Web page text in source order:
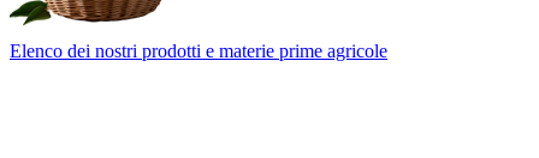
Elenco dei nostri prodotti e materie prime agricole